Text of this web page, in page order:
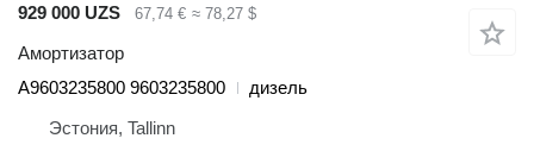
929 000 UZS 67,74 € ≈ 78,27 $
Амортизатор
A9603235800 9603235800
дизель
Эстония, Tallinn